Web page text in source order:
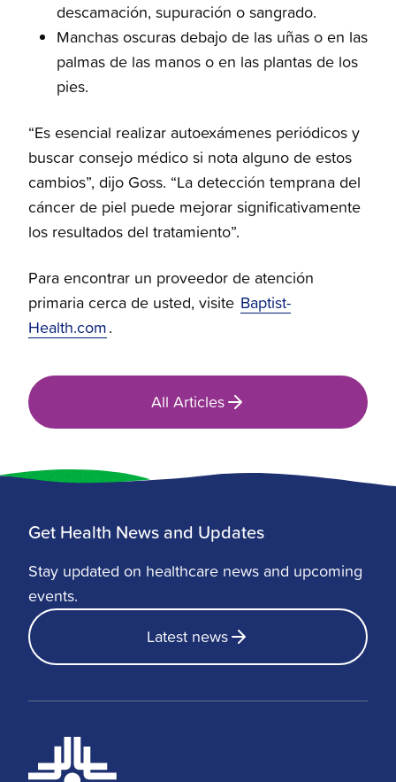
descamación, supuración o sangrado.
Manchas oscuras debajo de las uñas o en las
palmas de las manos o en las plantas de los
pies.
“Es esencial realizar autoexámenes periódicos y
buscar consejo médico si nota alguno de estos
cambios”, dijo Goss. “La detección temprana del
cáncer de piel puede mejorar significativamente
los resultados del tratamiento”.
Para encontrar un proveedor de atención
primaria cerca de usted, visite Baptist-
Health.com.
All Articles
Get Health News and Updates
Stay updated on healthcare news and upcoming
events.
Latest news